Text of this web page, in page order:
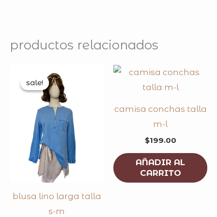
productos relacionados
sale!
sale!
blusa lino larga talla
s-m
price
was:
$169.00.
current
camisa conchas talla
m-l
$199.00
AÑADIR AL
CARRITO